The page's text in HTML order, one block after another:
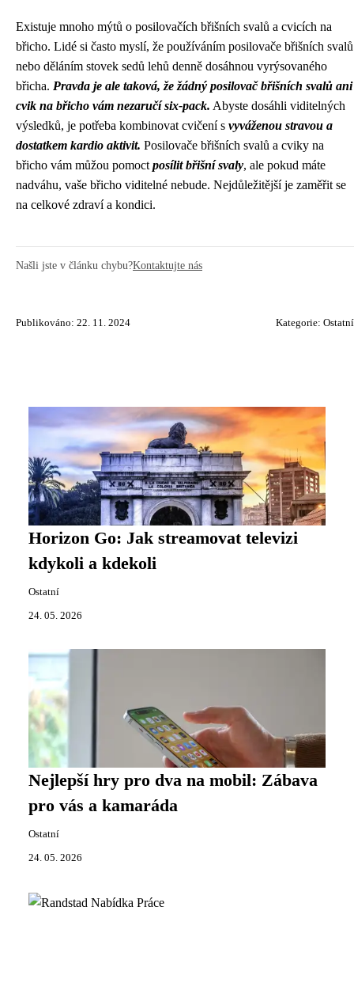
Existuje mnoho mýtů o posilovačích břišních svalů a cvicích na
břicho. Lidé si často myslí, že používáním posilovače břišních svalů
nebo děláním stovek sedů lehů denně dosáhnou vyrýsovaného
břicha. Pravda je ale taková, že žádný posilovač břišních svalů ani
cvik na břicho vám nezaručí six-pack. Abyste dosáhli viditelných
výsledků, je potřeba kombinovat cvičení s vyváženou stravou a
dostatkem kardio aktivit. Posilovače břišních svalů a cviky na
břicho vám můžou pomoct posílit břišní svaly, ale pokud máte
nadváhu, vaše břicho viditelné nebude. Nejdůležitější je zaměřit se
na celkové zdraví a kondici.
Našli jste v článku chybu?Kontaktujte nás
Publikováno: 22. 11. 2024 Kategorie: Ostatní
Horizon Go: Jak streamovat televizi
kdykoli a kdekoli
Ostatní
24. 05. 2026
Nejlepší hry pro dva na mobil: Zábava
pro vás a kamaráda
Ostatní
24. 05. 2026